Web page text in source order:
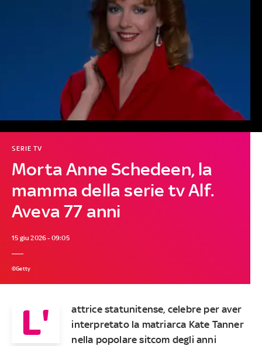
Morta Anne Schedeen, la
mamma della serie tv Alf.
Aveva 77 anni
SERIE TV
15 giu 2026 - 09:05
©Getty
L'
attrice statunitense, celebre per aver
interpretato la matriarca Kate Tanner
nella popolare sitcom degli anni